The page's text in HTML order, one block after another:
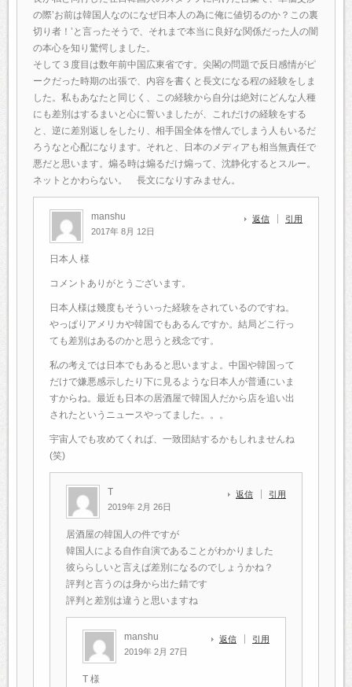
の際’お前は韓国人なのになぜ日本人の為に俺に値切るのか？この裏
切り者！’と言ったそうで、それまで本当に良好な関係だった人の闇
の本心を知り驚愕しました。
そして３度目は数年前中国広東省です。尖閣の問題で反日感情がピ
ークだった時期の出張で、内容を書くと長文になる程の経験をしま
した。私もあなたと同じく、この経験から自分は絶対にどんな人種
にも差別はするまいと心に誓いましたが、これだけの経験をする
と、逆に差別返しをしたり、相手国全体を憎んでしまう人もいるだ
ろうなと心配になります。それと、日本のメディアも相当無責任で
悪だと思います。煽る時は煽るだけ煽って、沈静化するとスルー。
ネットとかわらない。 長文になりすみません。
manshu
2017年 8月 12日
返信 引用
日本人 様
コメントありがとうございます。
日本人様は幾度もそういった経験をされているのですね。
やっぱりアメリカや韓国でもあるんですか。結局どこ行っ
ても差別はあるのかと思うと残念です。
私の考えでは日本でもあると思いますよ。中国や韓国って
だけで嫌悪感示したり下に見るような日本人が普通にいま
すからね。最近も日本の居酒屋で韓国人だから店を追い出
されたというニュースやってました。。。
宇宙人でも攻めてくれば、一致団結するかもしれませんね
(笑)
T
2019年 2月 26日
返信 引用
居酒屋の韓国人の件ですが
韓国人による自作自演であることがわかりました
彼ららしいと言えば差別になるのでしょうかね？
評判と言うのは身から出た錆です
評判と差別は違うと思いますね
manshu
2019年 2月 27日
返信 引用
T 様